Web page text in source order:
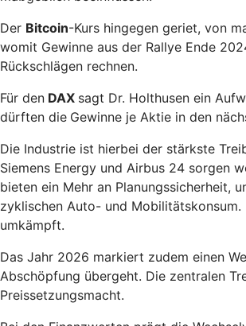
Der Bitcoin-Kurs hingegen geriet, von
womit Gewinne aus der Rallye Ende
Rückschlägen rechnen.
Für den DAX sagt Dr. Holthusen ein
dürften die Gewinne je Aktie in den
Die Industrie ist hierbei der stärkste
Siemens Energy und Airbus 24 sorgen
bieten ein Mehr an Planungssicherheit,
zyklischen Auto- und
umkämpft.
Das Jahr 2026 markiert zudem einen
Abschöpfung übergeht. Die zentralen
Preissetzungsmacht.